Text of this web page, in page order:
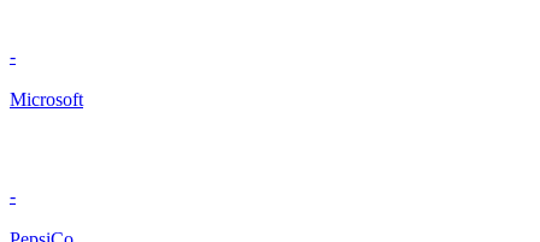
-
Microsoft
-